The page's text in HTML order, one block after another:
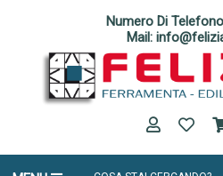
Numero Di
Mail: